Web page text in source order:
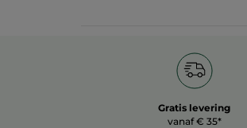
Gratis levering
vanaf € 35*